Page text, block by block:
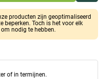
producten zijn geoptimaliseerd
Toch is het voor elk
nodig te hebben.
of in termijnen.